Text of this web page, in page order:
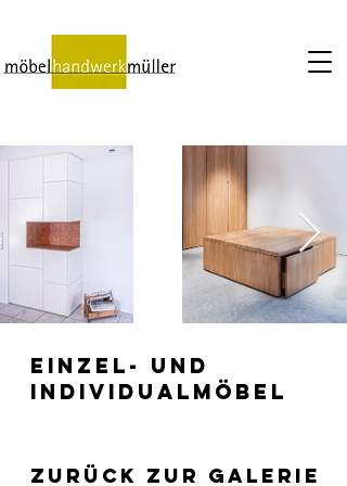
Einzel- und
Individualmöbel
zurück zur galerie